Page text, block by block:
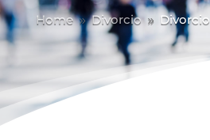
Home 9 Divorcio 9 Divorcio